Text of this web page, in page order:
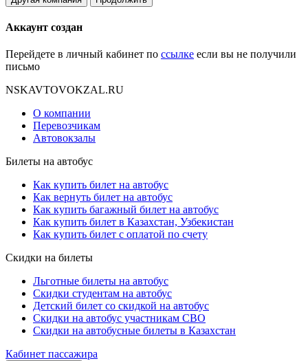
Аккаунт создан
Перейдете в личный кабинет по ссылке если вы не получили
письмо
NSKAVTOVOKZAL.RU
О компании
Перевозчикам
Автовокзалы
Билеты на автобус
Как купить билет на автобус
Как вернуть билет на автобус
Как купить багажный билет на автобус
Как купить билет в Казахстан, Узбекистан
Как купить билет с оплатой по счету
Скидки на билеты
Льготные билеты на автобус
Скидки студентам на автобус
Детский билет со скидкой на автобус
Скидки на автобус участникам СВО
Скидки на автобусные билеты в Казахстан
Кабинет пассажира